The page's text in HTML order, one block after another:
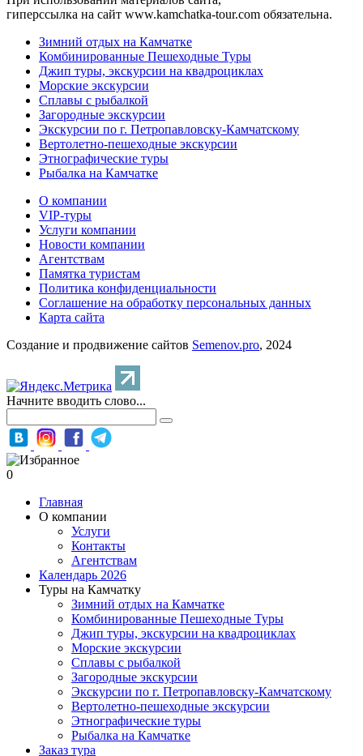
гиперссылка на сайт www.kamchatka-tour.com обязательна.
Зимний отдых на Камчатке
Комбинированные Пешеходные Туры
Джип туры, экскурсии на квадроциклах
Морские экскурсии
Сплавы с рыбалкой
Загородные экскурсии
Экскурсии по г. Петропавловску-Камчатскому
Вертолетно-пешеходные экскурсии
Этнографические туры
Рыбалка на Камчатке
О компании
VIP-туры
Услуги компании
Новости компании
Агентствам
Памятка туристам
Политика конфиденциальности
Соглашение на обработку персональных данных
Карта сайта
Создание и продвижение сайтов Semenov.pro, 2024
Начните вводить слово...
0
Главная
О компании
Услуги
Контакты
Агентствам
Календарь 2026
Туры на Камчатку
Зимний отдых на Камчатке
Комбинированные Пешеходные Туры
Джип туры, экскурсии на квадроциклах
Морские экскурсии
Сплавы с рыбалкой
Загородные экскурсии
Экскурсии по г. Петропавловску-Камчатскому
Вертолетно-пешеходные экскурсии
Этнографические туры
Рыбалка на Камчатке
Заказ тура